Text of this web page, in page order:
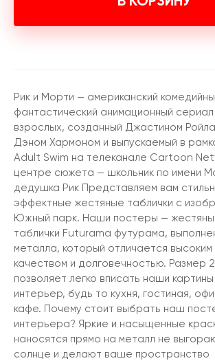
Рик и Морти — американский
фантастический анимационный сериал
взрослых, созданный Джастином
Дэном Хармоном и выпускаемый в
Adult Swim на телеканале Cartoon
центре сюжета — школьник по имени
дедушка Рик Представляем вам
эффектные жестяные таблички с
Южный парк. Наши постеры —
таблички Futurama футурама,
металла, который отличается высоким
качеством и долговечностью. Размер
позволяет легко вписать наши
интерьер, будь то кухня, гостиная,
кафе. Почему стоит выбрать наш
интерьера? Яркие и насыщенные
наносятся прямо на металл не
солнце и делают ваше пространство